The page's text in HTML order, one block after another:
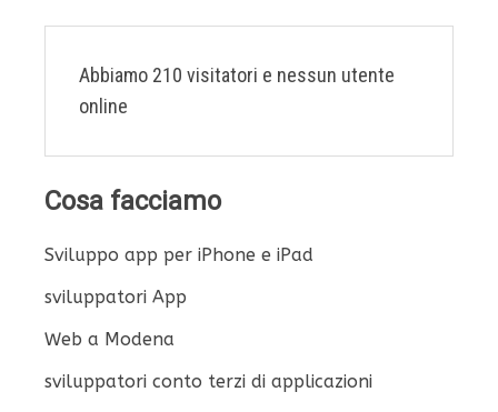
Abbiamo 210 visitatori e nessun utente
online
Cosa facciamo
Sviluppo app per iPhone e iPad
sviluppatori App
Web a Modena
sviluppatori conto terzi di applicazioni